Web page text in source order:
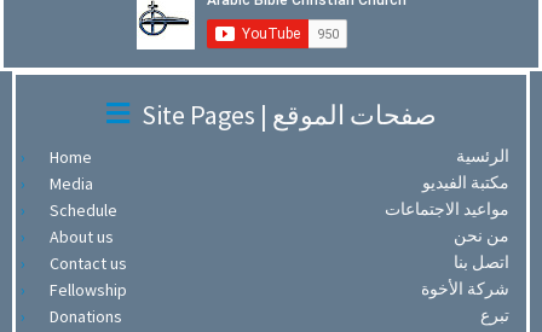
Site Pages | صفحات الموقع
Home
الرئسية
Media
مكتبة الفيديو
Schedule
مواعيد الاجتماعات
About us
من نحن
Contact us
اتصل بنا
Fellowship
شركة الأخوة
Donations
تبرع